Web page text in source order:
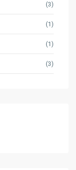
(3)
(1)
(1)
(3)